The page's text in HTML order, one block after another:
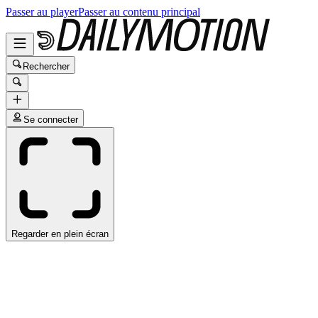
Passer au playerPasser au contenu principal
Rechercher
Se connecter
Regarder en plein écran